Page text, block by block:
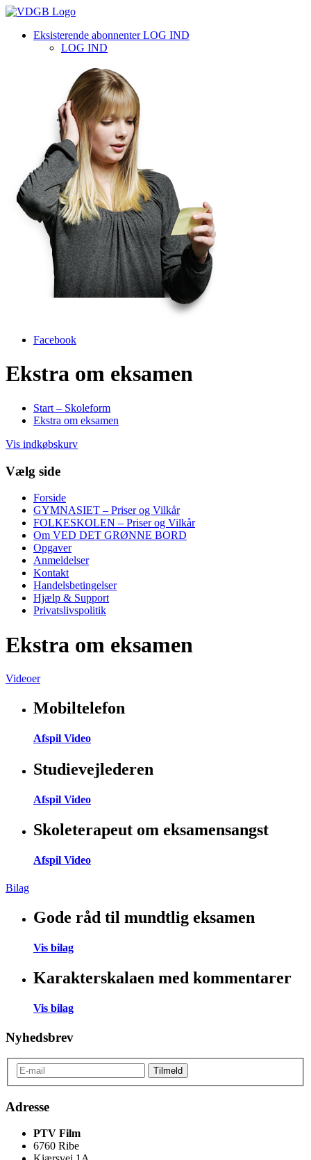
Eksisterende abonnenter LOG IND
LOG IND
Facebook
Ekstra om eksamen
Start – Skoleform
Ekstra om eksamen
Vis indkøbskurv
Vælg side
Forside
GYMNASIET – Priser og Vilkår
FOLKESKOLEN – Priser og Vilkår
Om VED DET GRØNNE BORD
Opgaver
Anmeldelser
Kontakt
Handelsbetingelser
Hjælp & Support
Privatslivspolitik
Ekstra om eksamen
Videoer
Mobiltelefon
Afspil Video
Studievejlederen
Afspil Video
Skoleterapeut om eksamensangst
Afspil Video
Bilag
Gode råd til mundtlig eksamen
Vis bilag
Karakterskalaen med kommentarer
Vis bilag
Nyhedsbrev
Adresse
PTV Film
6760 Ribe